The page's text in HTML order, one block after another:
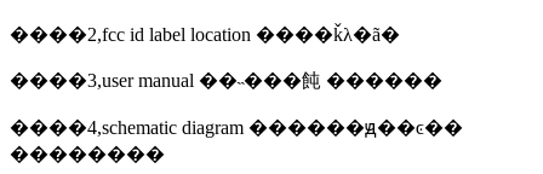
����2,fcc id label location ����ǩλ�ã�
����3,user manual ��˵���飩 ������
����4,schematic diagram ������ԭ��ͼ��
��������